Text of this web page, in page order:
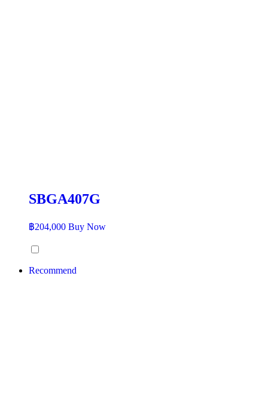
SBGA407G
฿204,000 Buy Now
Recommend